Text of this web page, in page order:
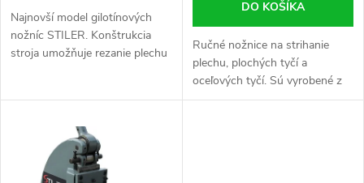
d
u
k
u
Najnovší model gilotínových
nožníc STILER. Konštrukcia
stroja umožňuje rezanie plechu
DO KOŠÍKA
Ručné nožnice na strihanie
plechu, plochých tyčí a
oceľových tyčí. Sú vyrobené z
oceľových dosiek a vyznačujú